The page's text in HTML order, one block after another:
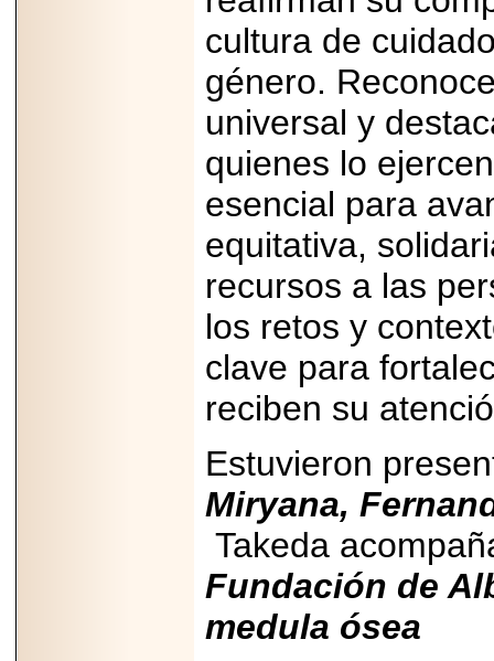
cultura de
género.
universal y
quienes lo
esencial para
equitativa,
recursos a las
los retos y
clave para
reciben su
Estuvieron
Miryana,
Takeda
Fundación de
medula ósea